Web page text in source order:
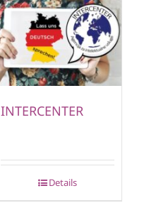
INTERCENTER
Details